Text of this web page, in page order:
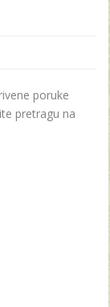
poruke
pretragu na